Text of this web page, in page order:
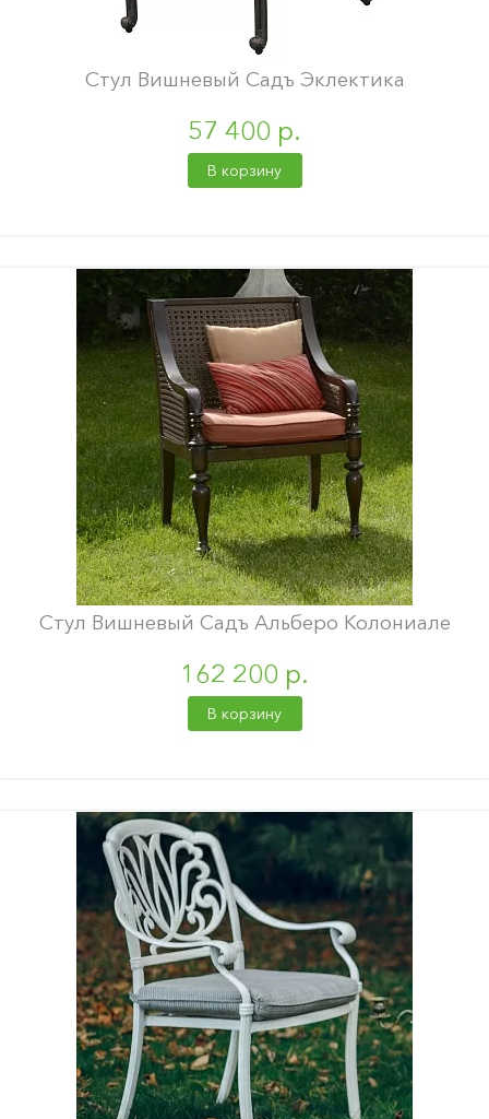
Стул Вишневый Садъ Эклектика
57 400 р.
В корзину
Стул Вишневый Садъ Альберо Колониале
162 200 р.
В корзину